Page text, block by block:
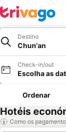
Destino
Chun'an
Check-in/out
Escolha as
Ordenar
Hotéis
Como os